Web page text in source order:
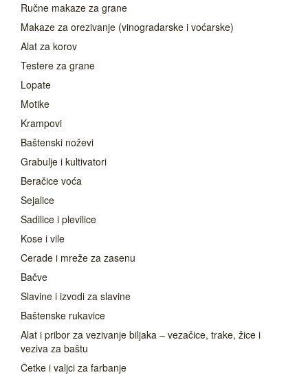
Ručne makaze za grane
Makaze za orezivanje (vinogradarske i voćarske)
Alat za korov
Testere za grane
Lopate
Motike
Krampovi
Baštenski noževi
Grabulje i kultivatori
Beračice voća
Sejalice
Sadilice i plevilice
Kose i vile
Cerade i mreže za zasenu
Bačve
Slavine i izvodi za slavine
Baštenske rukavice
Alat i pribor za vezivanje biljaka – vezačice, trake, žice i
veziva za baštu
Četke i valjci za farbanje